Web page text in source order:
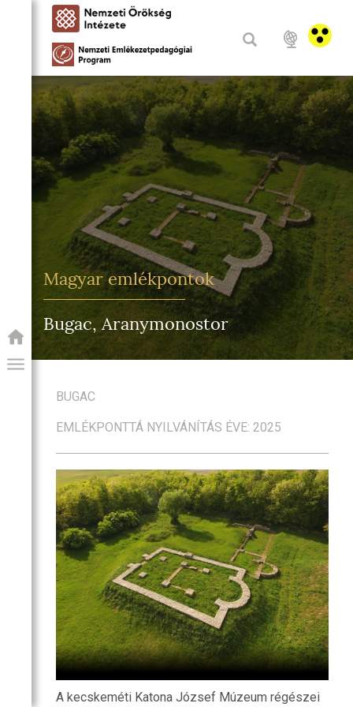
PROGRAM
Magyar emlékpontok
Bugac, Aranymonostor
BUGAC
EMLÉKPONTTÁ NYILVÁNÍTÁS ÉVE: 2025
A kecskeméti Katona József Múzeum régészei